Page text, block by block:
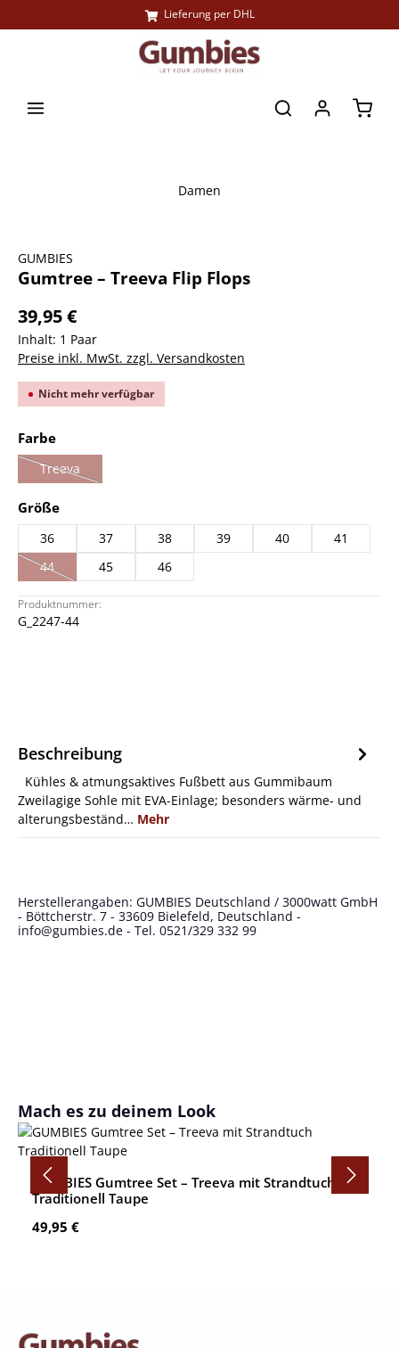
Lieferung per DHL
Damen
GUMBIES
Gumtree – Treeva Flip Flops
39,95 €
Inhalt: 1 Paar
Preise inkl. MwSt. zzgl. Versandkosten
Nicht mehr verfügbar
Farbeauswählen
Treeva
(Diese Option ist zurzeit nicht verfügbar.)
Größeauswählen
36 37 38 39 40
41
44
(Diese Option ist zurzeit nicht verfügbar.)
45 46
Produktnummer:
G_2247-44
Beschreibung
Kühles & atmungsaktives Fußbett aus Gummibaum
Zweilagige Sohle mit EVA-Einlage; besonders wärme- und
alterungsbeständ… Mehr
Herstellerangaben: GUMBIES Deutschland / 3000watt GmbH
- Böttcherstr. 7 - 33609 Bielefeld, Deutschland -
info@gumbies.de - Tel. 0521/329 332 99
Produktgalerie überspringen
Mach es zu deinem Look
GUMBIES Gumtree Set – Treeva mit Strandtuch
Traditionell Taupe
Regulärer Preis:
49,95 €